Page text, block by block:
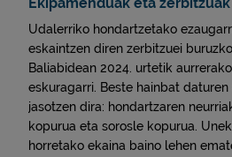
Udalerriko hondartzetako
eskaintzen diren zerbitzuei
Baliabidean 2024. urtetik
eskuragarri. Beste hainbat
jasotzen dira: hondartzaren
kopurua eta sorosle kopurua.
horretako ekaina baino lehen